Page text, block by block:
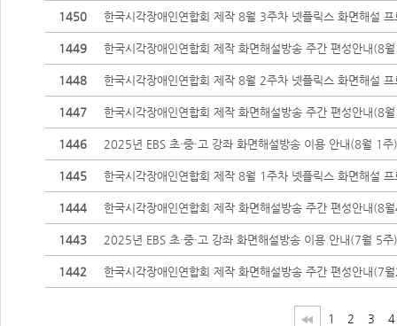
1450 한국시각장애인연합회 제작 8월 3주차 넷플릭스 화면해설 프
1449 한국시각장애인연합회 제작 화면해설방송 주간 편성안내(8
1448 한국시각장애인연합회 제작 8월 2주차 넷플릭스 화면해설 프
1447 한국시각장애인연합회 제작 화면해설방송 주간 편성안내(8
1446 2025년 EBS 초·중·고 강좌 화면해설방송 이용 안내(8월 1주)
1445 한국시각장애인연합회 제작 8월 1주차 넷플릭스 화면해설 프
1444 한국시각장애인연합회 제작 화면해설방송 주간 편성안내(8
1443 2025년 EBS 초·중·고 강좌 화면해설방송 이용 안내(7월 5주)
1442 한국시각장애인연합회 제작 화면해설방송 주간 편성안내(7
1 2 3 4